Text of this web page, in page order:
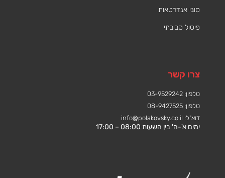
סוגי אנדרטאות
פיסול סביבתי
צרו קשר
טלפון: 03-9529242
טלפון: 08-9427525
דוא"ל: info@polakovsky.co.il
ימים א'-ה' בין השעות 08:00 – 17:00